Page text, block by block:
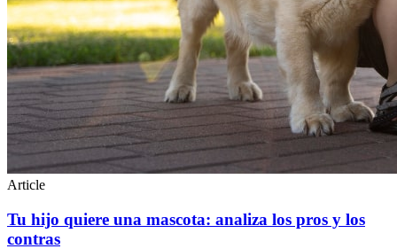
Article
Tu hijo quiere una mascota: analiza los pros y los
contras